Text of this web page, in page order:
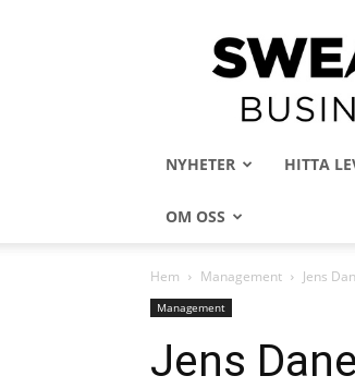
NYHETER HITTA
OM OSS
Hem Management Jens
Management
Jens